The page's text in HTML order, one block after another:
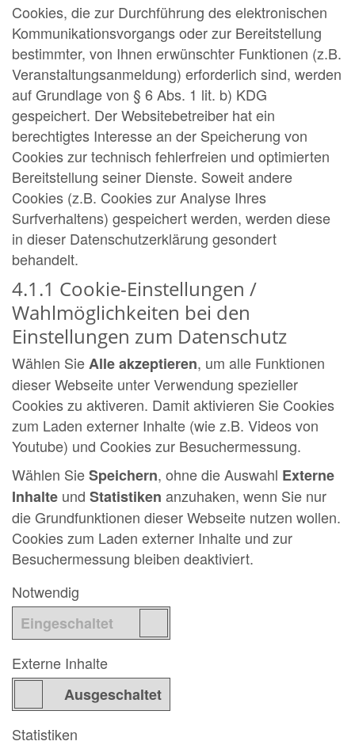
Cookies, die zur Durchführung des elektronischen
Kommunikationsvorgangs oder zur Bereitstellung
bestimmter, von Ihnen erwünschter Funktionen (z.B.
Veranstaltungsanmeldung) erforderlich sind, werden
auf Grundlage von § 6 Abs. 1 lit. b) KDG
gespeichert. Der Websitebetreiber hat ein
berechtigtes Interesse an der Speicherung von
Cookies zur technisch fehlerfreien und optimierten
Bereitstellung seiner Dienste. Soweit andere
Cookies (z.B. Cookies zur Analyse Ihres
Surfverhaltens) gespeichert werden, werden diese
in dieser Datenschutzerklärung gesondert
behandelt.
4.1.1 Cookie-Einstellungen /
Wahlmöglichkeiten bei den
Einstellungen zum Datenschutz
Wählen SieAlle akzeptieren, um alle Funktionen
dieser Webseite unter Verwendung spezieller
Cookies zu aktiveren. Damit aktivieren Sie Cookies
zum Laden externer Inhalte (wie z.B. Videos von
Youtube) und Cookies zur Besuchermessung.
Wählen SieSpeichern, ohne die Auswahl Externe
Inhalte und Statistiken anzuhaken, wenn Sie nur
die Grundfunktionen dieser Webseite nutzen wollen.
Cookies zum Laden externer Inhalte und zur
Besuchermessung bleiben deaktiviert.
Notwendig
Externe Inhalte
Statistiken